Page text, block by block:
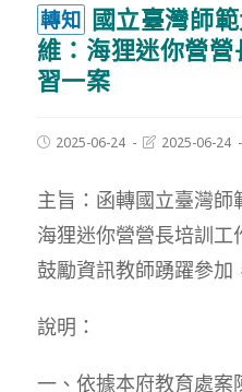
轉知 國立臺灣師
維：海狸迷你營
習一案
Post2025-06-24
Post2025-06-24
主旨：函轉國立臺灣師
海狸迷你營營長培訓
鼓勵資訊教師踴躍參加
說明：
一、依據本府教育處